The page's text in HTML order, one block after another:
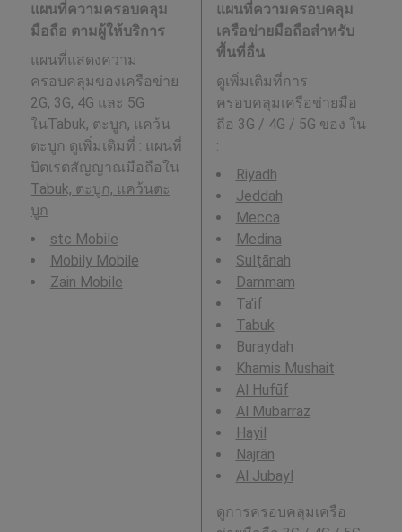
แผนที่ความครอบคลุม
มือถือ ตามผู้ให้บริการ
แผนที่แสดงความ
ครอบคลุมของเครือข่าย
2G, 3G, 4G และ 5G
ในTabuk, ตะบูก, แคว้น
ตะบูก ดูเพิ่มเติมที่ : แผนที่
บิตเรตสัญญาณมือถือใน
Tabuk, ตะบูก, แคว้นตะ
บูก
stc Mobile
Mobily Mobile
Zain Mobile
แผนที่ความครอบคลุม
เครือข่ายมือถือสำหรับ
พื้นที่อื่น
ดูเพิ่มเติมที่การ
ครอบคลุมเครือข่ายมือ
ถือ 3G / 4G / 5G ของ ใน
:
Riyadh
Jeddah
Mecca
Medina
Sulţānah
Dammam
Ta’if
Tabuk
Buraydah
Khamis Mushait
Al Hufūf
Al Mubarraz
Hayil
Najrān
Al Jubayl
ดูการครอบคลุมเครือ